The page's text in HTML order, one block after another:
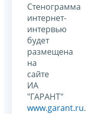
Стенограмма
интернет-
интервью
будет
размещена
на
сайте
ИА
"ГАРАНТ"
www.garant.ru.